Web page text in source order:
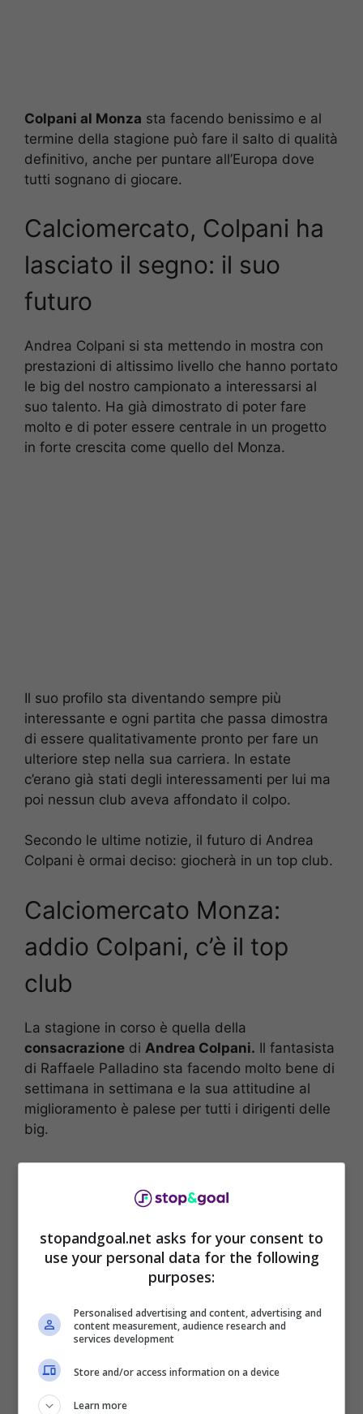
Colpani al Monza sta facendo benissimo e al
termine della stagione può fare il salto di qualità
definitivo, anche per puntare all’Europa dove
tutti sognano di giocare.
Calciomercato, Colpani ha
lasciato il segno: il suo
futuro
Andrea Colpani si sta mettendo in mostra con
prestazioni di altissimo livello che hanno portato
le big del nostro campionato a interessarsi al
suo talento. Ha già dimostrato di poter fare
molto e di poter essere centrale in un progetto
in forte crescita come quello del Monza.
Il suo profilo sta diventando sempre più
interessante e ogni partita che passa dimostra
di essere qualitativamente pronto per fare un
ulteriore step nella sua carriera. In estate
c’erano già stati degli interessamenti per lui ma
poi nessun club aveva affondato il colpo.
Secondo le ultime notizie, il futuro di Andrea
Colpani è ormai deciso: giocherà in un top club.
Calciomercato Monza:
addio Colpani, c’è il top
club
La stagione in corso è quella della
consacrazione di Andrea Colpani. Il fantasista
di Raffaele Palladino sta facendo molto bene di
settimana in settimana e la sua attitudine al
miglioramento è palese per tutti i dirigenti delle
big.
Secondo quanto riferisceTMW, la Juventus è
sulle tracce di Colpani.
stopandgoal.net asks for your consent to
use your personal data for the following
purposes:
Personalised advertising and content, advertising and
content measurement, audience research and
services development
Store and/or access information on a device
Learn more